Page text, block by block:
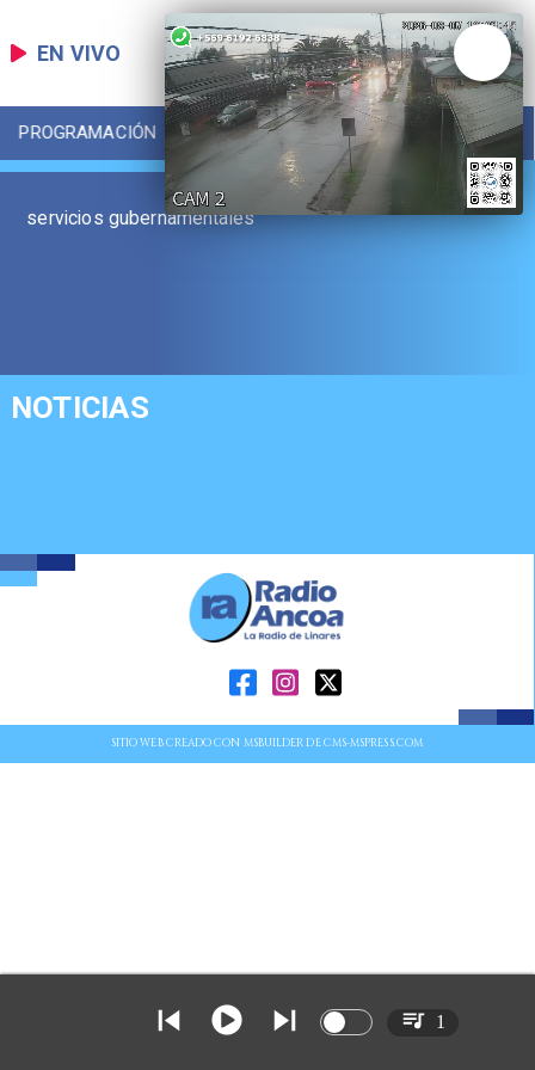
EN VIVO
PROGRAMACIÓN LOCAL DEPORTES
servicios gubernamentales
NOTICIAS
SITIO WEB CREADO CON MSBUILDER DE CMS-MSPRESS.COM
1